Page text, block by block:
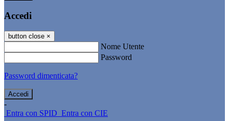
Accedi
button close ×
Nome Utente
Password
Password dimenticata?
-
Entra con SPID Entra con CIE